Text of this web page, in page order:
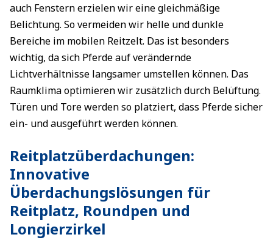
auch Fenstern erzielen wir eine gleichmäßige
Belichtung. So vermeiden wir helle und dunkle
Bereiche im mobilen Reitzelt. Das ist besonders
wichtig, da sich Pferde auf verändernde
Lichtverhältnisse langsamer umstellen können. Das
Raumklima optimieren wir zusätzlich durch Belüftung.
Türen und Tore werden so platziert, dass Pferde sicher
ein- und ausgeführt werden können.
Reitplatzüberdachungen:
Innovative
Überdachungslösungen für
Reitplatz, Roundpen und
Longierzirkel